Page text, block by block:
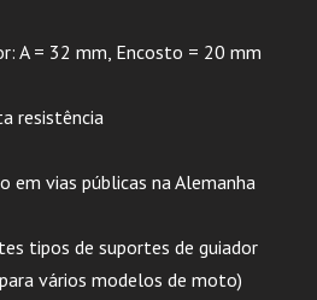
A = 32 mm, Encosto = 20 mm
resistência
em vias públicas na Alemanha
tipos de suportes de guiador
vários modelos de moto)